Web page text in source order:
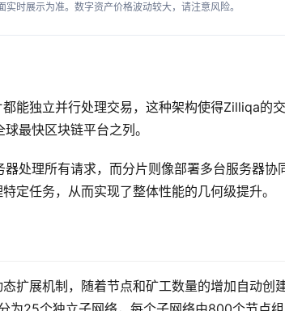
时展示为准。数字资产价格波动较大，请注意风险。
能独立并行处理交易，这种架构使得Zilliqa的
最快区块链平台之列。
处理所有请求，而分片则像部署多台服务器协
定任务，从而实现了整体性能的几何级提升。
扩展机制，随着节点和矿工数量的增加自动创